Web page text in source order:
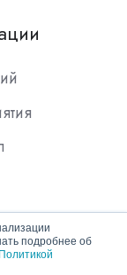
подробнее об
Политикой